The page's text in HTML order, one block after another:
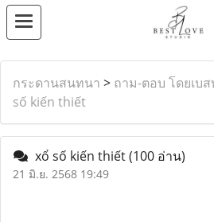
กระดานสนทนา > ถาม-ตอบ โดยเบ
số kiến thiết
xổ số kiến thiết(100 อ่าน)
21 มิ.ย. 2568 19:49